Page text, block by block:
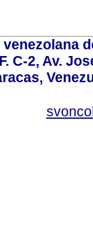
C-2, Av.